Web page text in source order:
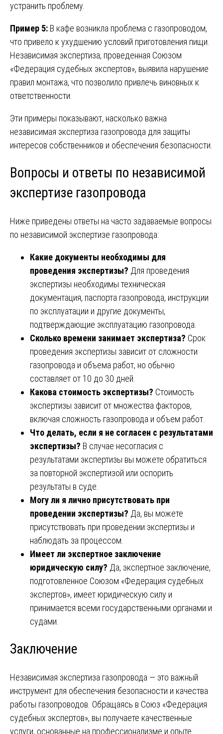
устранить проблему.
Пример 5: В кафе возникла проблема с газопроводом,
что привело к ухудшению условий приготовления пищи.
Независимая экспертиза, проведенная Союзом
«Федерация судебных экспертов», выявила нарушение
правил монтажа, что позволило привлечь виновных к
ответственности.
Эти примеры показывают, насколько важна
независимая экспертиза газопровода для защиты
интересов собственников и обеспечения безопасности.
Вопросы и ответы по независимой
экспертизе газопровода
Ниже приведены ответы на часто задаваемые вопросы
по независимой экспертизе газопровода:
Какие документы необходимы для
проведения экспертизы? Для проведения
экспертизы необходимы техническая
документация, паспорта газопровода, инструкции
по эксплуатации и другие документы,
подтверждающие эксплуатацию газопровода.
Сколько времени занимает экспертиза? Срок
проведения экспертизы зависит от сложности
газопровода и объема работ, но обычно
составляет от 10 до 30 дней.
Какова стоимость экспертизы? Стоимость
экспертизы зависит от множества факторов,
включая сложность газопровода и объем работ.
Что делать, если я не согласен с результатами
экспертизы? В случае несогласия с
результатами экспертизы вы можете обратиться
за повторной экспертизой или оспорить
результаты в суде.
Могу ли я лично присутствовать при
проведении экспертизы? Да, вы можете
присутствовать при проведении экспертизы и
наблюдать за процессом.
Имеет ли экспертное заключение
юридическую силу? Да, экспертное заключение,
подготовленное Союзом «Федерация судебных
экспертов», имеет юридическую силу и
принимается всеми государственными органами и
судами.
Заключение
Независимая экспертиза газопровода — это важный
инструмент для обеспечения безопасности и качества
работы газопроводов. Обращаясь в Союз «Федерация
судебных экспертов», вы получаете качественные
услуги, основанные на профессионализме и опыте